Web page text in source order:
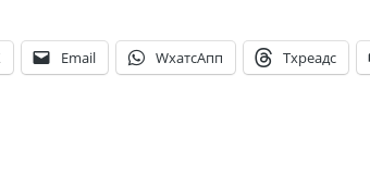
Email WхатсАпп Тхреадс